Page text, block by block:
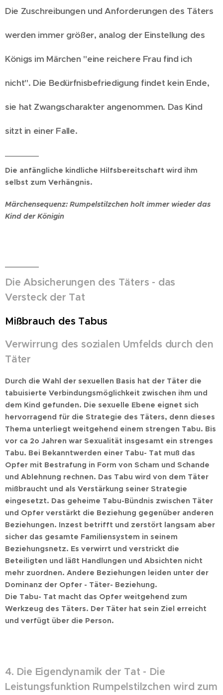
Die Zuschreibungen und Anforderungen des Täters
werden immer größer, analog der Einstellung des
Königs im Märchen "eine reichere Frau find ich
nicht". Die Bedürfnisbefriedigung findet kein Ende,
sie hat Zwangscharakter angenommen. Das Kind
sitzt in einer Falle.
Die anfängliche kindliche Hilfsbereitschaft wird ihm
selbst zum Verhängnis.
Märchensequenz: Rumpelstilzchen holt immer wieder das
Kind der Königin
Die Absicherungen des Täters - das
Versteck der Tat
Mißbrauch des Tabus
Verwirrung des sozialen Umfelds durch den
Täter
Durch die Wahl der sexuellen Basis hat der Täter die
tabuisierte Verbindungsmöglichkeit zwischen ihm und
dem Kind gefunden. Die sexuelle Ebene eignet sich
hervorragend für die Strategie des Täters, denn dieses
Thema unterliegt weitgehend einem strengen Tabu. Bis
vor ca 2o Jahren war Sexualität insgesamt ein strenges
Tabu. Bei Bekanntwerden einer Tabu- Tat muß das
Opfer mit Bestrafung in Form von Scham und Schande
und Ablehnung rechnen. Das Tabu wird von dem Täter
mißbraucht und als Verstärkung seiner Strategie
eingesetzt. Das geheime Tabu-Bündnis zwischen Täter
und Opfer verstärkt die Beziehung gegenüber anderen
Beziehungen. Inzest betrifft und zerstört langsam aber
sicher das gesamte Familiensystem in seinem
Beziehungsnetz. Es verwirrt und verstrickt die
Beteiligten und läßt Handlungen und Absichten nicht
mehr zuordnen. Andere Beziehungen leiden unter der
Dominanz der Opfer - Täter- Beziehung.
Die Tabu- Tat macht das Opfer weitgehend zum
Werkzeug des Täters. Der Täter hat sein Ziel erreicht
und verfügt über die Person.
4. Die Eigendynamik der Tat - Die
Leistungsfunktion Rumpelstilzchen wird zum